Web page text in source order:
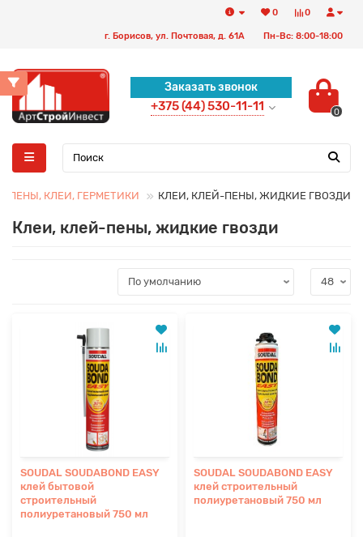
0
0
г. Борисов, ул. Почтовая, д. 61А Пн-Вс: 8:00-18:00
Заказать звонок
+375 (44) 530-11-11 0
ПЕНЫ, КЛЕИ, ГЕРМЕТИКИ КЛЕИ, КЛЕЙ-ПЕНЫ, ЖИДКИЕ ГВОЗДИ
Клеи, клей-пены, жидкие гвозди
SOUDAL SOUDABOND EASY
клей бытовой
строительный
полиуретановый 750 мл
SOUDAL SOUDABOND EASY
клей строительный
полиуретановый 750 мл